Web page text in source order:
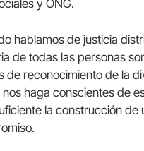
y ONG.
hablamos de justicia
de todas las personas
de reconocimiento de la
nos haga conscientes de
la construcción